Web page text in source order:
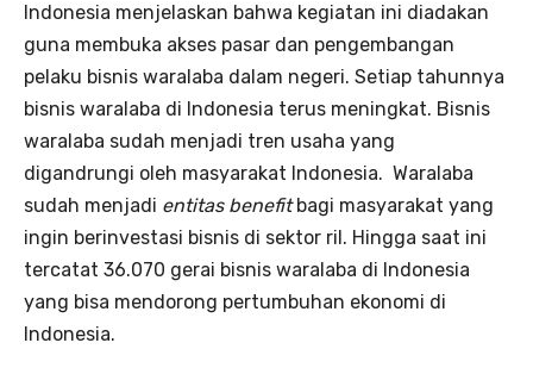
Indonesia menjelaskan bahwa kegiatan ini diadakan
guna membuka akses pasar dan pengembangan
pelaku bisnis waralaba dalam negeri. Setiap tahunnya
bisnis waralaba di Indonesia terus meningkat. Bisnis
waralaba sudah menjadi tren usaha yang
digandrungi oleh masyarakat Indonesia. Waralaba
sudah menjadi entitas benefitbagi masyarakat yang
ingin berinvestasi bisnis di sektor ril. Hingga saat ini
tercatat 36.070 gerai bisnis waralaba di Indonesia
yang bisa mendorong pertumbuhan ekonomi di
Indonesia.